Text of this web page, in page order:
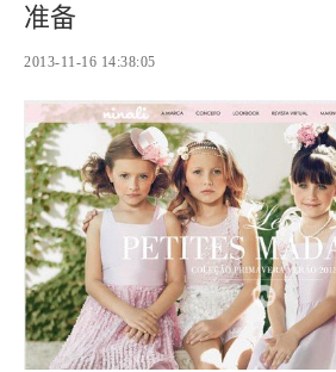
准备
2013-11-16 14:38:05